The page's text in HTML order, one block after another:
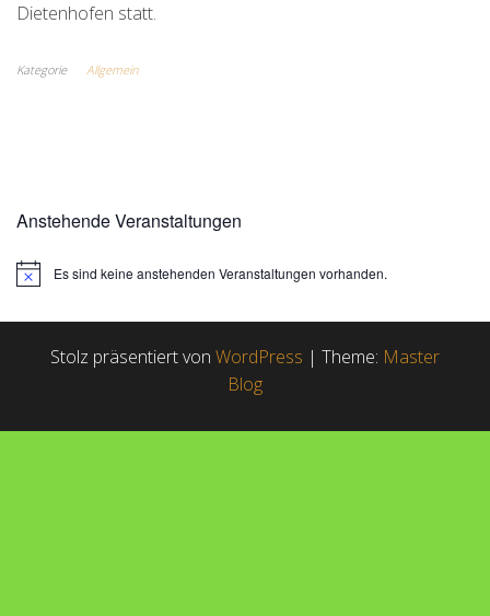
Dietenhofen statt.
Kategorie Allgemein
Anstehende Veranstaltungen
H
Es sind keine anstehenden Veranstaltungen vorhanden.
Stolz präsentiert von WordPress | Theme: Master
Blog